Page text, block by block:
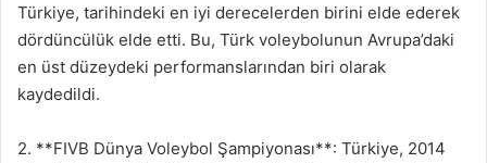
Türkiye, tarihindeki en iyi derecelerden birini elde ederek
dördüncülük elde etti. Bu, Türk voleybolunun Avrupa’daki
en üst düzeydeki performanslarından biri olarak
kaydedildi.
2. **FIVB Dünya Voleybol Şampiyonası**: Türkiye, 2014